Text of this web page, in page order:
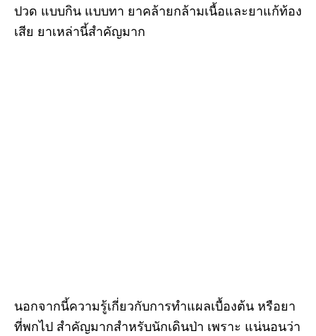
ปวด แบบกิน แบบทา ยาคล้ายกล้ามเนื้อและยาแก้ท้อง
เสีย ยาเหล่านี้สำคัญมาก
นอกจากนี้ความรู้เกี่ยวกับการทำแผลเบื้องต้น หรือยา
ที่พกไป สำคัญมากสำหรับนักเดินป่า เพราะ แน่นอนว่า